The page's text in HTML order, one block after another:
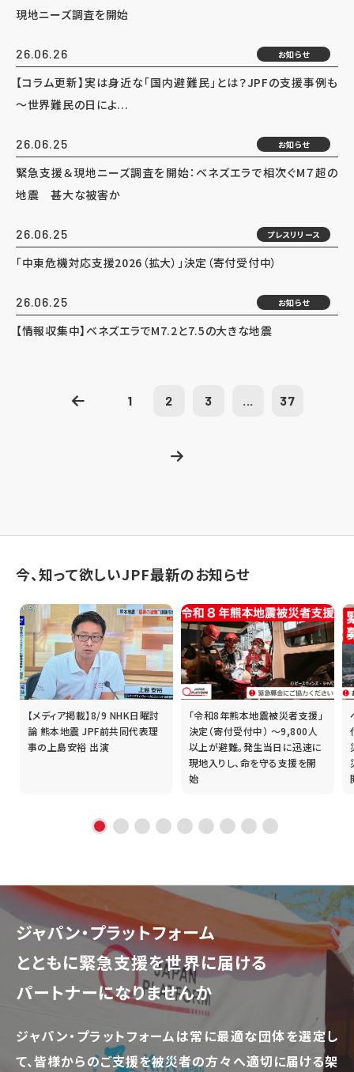
現地ニーズ調査を開始
26.06.26 お知らせ
【コラム更新】実は身近な「国内避難民」とは？JPFの支援事例も
～世界難民の日によ...
26.06.25 お知らせ
緊急支援＆現地ニーズ調査を開始：ベネズエラで相次ぐM７超の
地震 甚大な被害か
26.06.25 プレスリリース
「中東危機対応支援2026（拡大）」決定（寄付受付中）
26.06.25 お知らせ
【情報収集中】ベネズエラでM7.2と7.5の大きな地震
1 2 3 ... 37
今、知って欲しいJPF最新のお知らせ
【メディア掲載】8/9 NHK日曜討
論 熊本地震 JPF前共同代表理
事の上島安裕 出演
「令和8年熊本地震被災者支援」
決定（寄付受付中） ～9,800人
以上が避難。発生当日に迅速に
現地入りし、命を守る支援を開
始
ジャパン・プラットフォーム
とともに緊急支援を世界に届ける
パートナーになりませんか
ジャパン・プラットフォームは常に最適な団体を選定し
て、皆様からのご支援を被災者の方々へ適切に届ける架